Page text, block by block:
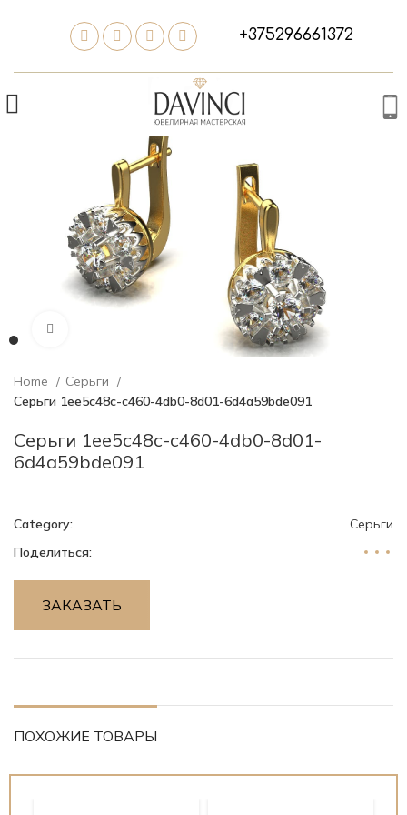
+375296661372
Нажмите, чтобы увеличить изображение
Home
Серьги
Серьги 1ee5c48c-c460-4db0-8d01-6d4a59bde091
Серьги 1ee5c48c-c460-4db0-8d01-
6d4a59bde091
Category:
Серьги
Поделиться:
ЗАКАЗАТЬ
ПОХОЖИЕ ТОВАРЫ